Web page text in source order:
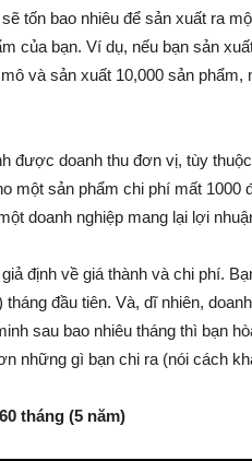
tốn bao nhiêu để sản xuất ra
của bạn. Ví dụ, nếu bạn sản
và sản xuất 10,000 sản phẩm,
được doanh thu đơn vị, tùy
một sản phẩm chi phí mất 1000
doanh nghiệp mang lại lợi
định về giá thành và chi phí.
đầu tiên. Và, dĩ nhiên,
sau bao nhiêu tháng thì bạn
những gì bạn chi ra (nói cách
tháng (5 năm)